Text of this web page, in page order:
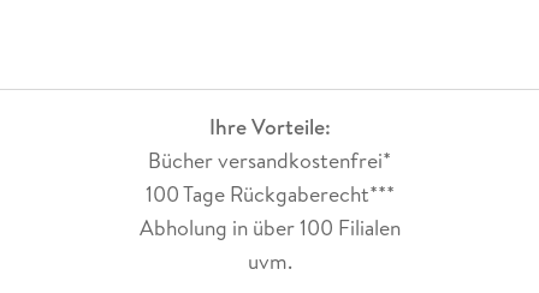
Ihre Vorteile:
Bücher versandkostenfrei*
100 Tage Rückgaberecht***
Abholung in über 100 Filialen
uvm.